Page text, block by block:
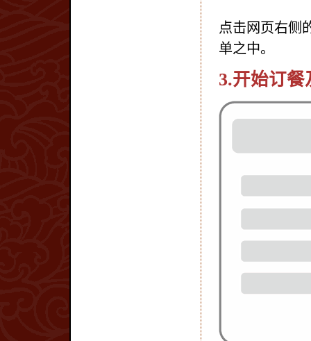
点击网页右侧
单之中。
3.开始订